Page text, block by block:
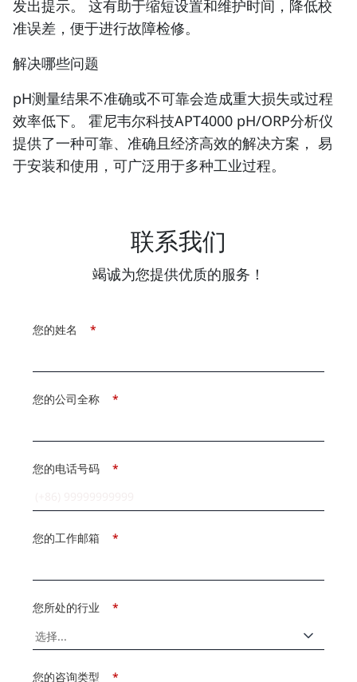
发出提示。 这有助于缩短设置和维护时间，降低校
准误差，便于进行故障检修。
解决哪些问题
pH测量结果不准确或不可靠会造成重大损失或过程
效率低下。 霍尼韦尔科技APT4000 pH/ORP分析仪
提供了一种可靠、准确且经济高效的解决方案， 易
于安装和使用，可广泛用于多种工业过程。
联系我们
竭诚为您提供优质的服务！
*
您的姓名
*
您的公司全称
*
您的电话号码
*
您的工作邮箱
*
您所处的行业
*
您的咨询类型